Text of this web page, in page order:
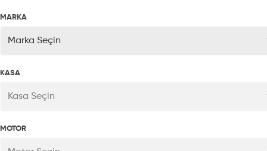
MARKA
Marka Seçin
KASA
Kasa Seçin
MOTOR